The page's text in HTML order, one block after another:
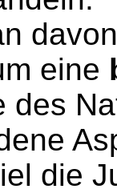
eine
des
die